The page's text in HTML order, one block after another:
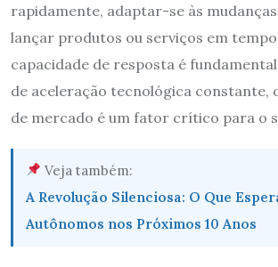
rapidamente, adaptar-se às
lançar produtos ou serviços em
capacidade de resposta é
de aceleração tecnológica constante,
de mercado é um fator crítico para o
Veja também:
A Revolução Silenciosa: O Que
Autônomos nos Próximos 10 Anos